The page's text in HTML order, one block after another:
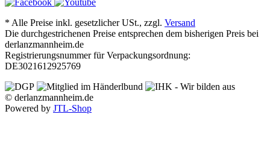
* Alle Preise inkl. gesetzlicher USt., zzgl. Versand
Die durchgestrichenen Preise entsprechen dem bisherigen Preis bei
derlanzmannheim.de
Registrierungsnummer für Verpackungsordnung:
DE3021612925769
© derlanzmannheim.de
Powered by JTL-Shop